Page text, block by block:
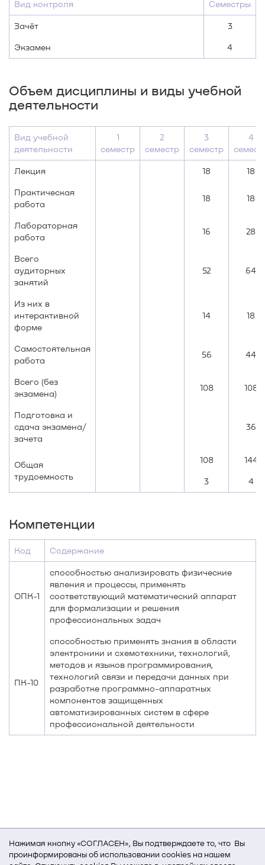
Нажимая кнопку «СОГЛАСЕН», Вы подтверждаете то, что Вы
проинформированы об использовании cookies на нашем
Вид контроля Семестры
Зачёт 3
Экзамен 4
Объем дисциплины и виды учебной
деятельности
Вид учебной
деятельности
1
семестр
2
семестр
3
семестр
4
Лекция 18 18
Практическая
работа
18 18
Лабораторная
работа
16 28
Всего
аудиторных
занятий
52 64
Из них в
интерактивной
форме
14 18
Самостоятельная
работа
56 44
Всего (без
экзамена)
108 108
Подготовка и
сдача экзамена/
зачета
36
Общая
трудоемкость
108 144
3 4
Компетенции
Код Содержание
ОПК-1
способностью анализировать физические
явления и процессы, применять
соответствующий математический аппарат
для формализации и решения
профессиональных задач
ПК-10
способностью применять знания в области
электроники и схемотехники, технологий,
методов и языков программирования,
технологий связи и передачи данных при
разработке программно-аппаратных
компонентов защищенных
автоматизированных систем в сфере
профессиональной деятельности